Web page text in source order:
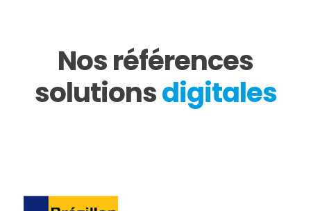
Nos références
solutionsdigitales